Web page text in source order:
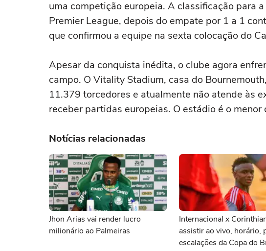
uma competição europeia. A classificação para
Premier League, depois do empate por 1 a 1
que confirmou a equipe na sexta colocação do
Apesar da conquista inédita, o clube agora
campo. O Vitality Stadium, casa do
11.379 torcedores e atualmente não atende às
receber partidas europeias. O estádio é o menor
Notícias relacionadas
Jhon Arias vai render lucro
milionário ao Palmeiras
Internacional x
assistir ao vivo, horário,
escalações da Copa do